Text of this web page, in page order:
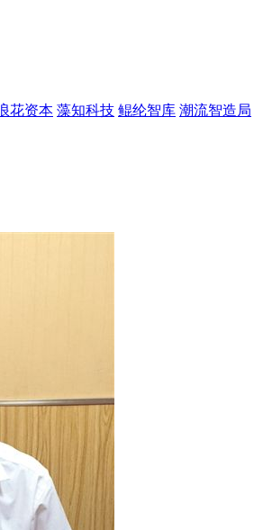
花资本 藻知科技 鲲纶智库 潮流智造局